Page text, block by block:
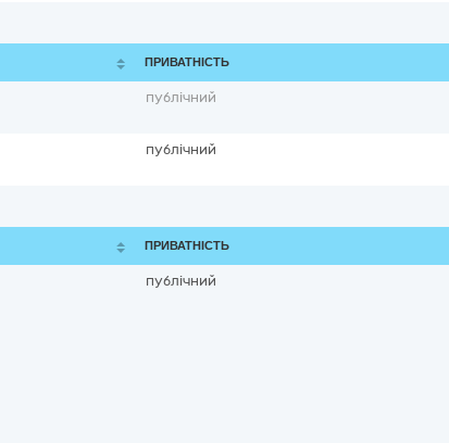
ПРИВАТНІСТЬ
публічний
публічний
ПРИВАТНІСТЬ
публічний